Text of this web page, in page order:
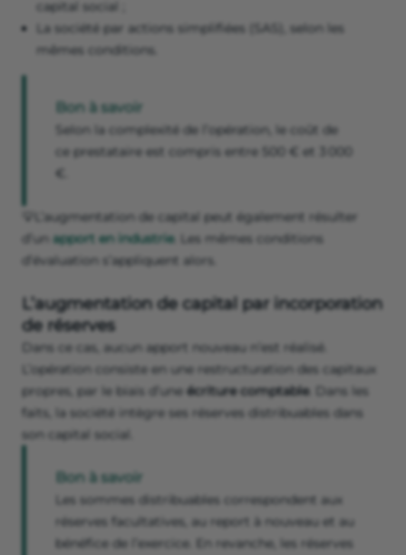
capital social ;
La société par actions simplifiées (SAS), selon les
mêmes conditions.
Bon à savoir
Selon la complexité de l’opération, le coût de
ce prestataire est compris entre 500 € et 3 000
€.
💡L’augmentation de capital peut également résulter
d’un apport en industrie. Les mêmes conditions
d’évaluation s’appliquent alors.
L’augmentation de capital par incorporation
de réserves
Dans ce cas, aucun apport nouveau n’est réalisé.
L’opération consiste en une restructuration des capitaux
propres, par le biais d’une écriture comptable. Dans les
faits, la société intègre ses réserves distribuables dans
son capital social.
Bon à savoir
Les sommes distribuables correspondent aux
réserves facultatives, au report à nouveau et au
bénéfice de l’exercice. En revanche, les réserves